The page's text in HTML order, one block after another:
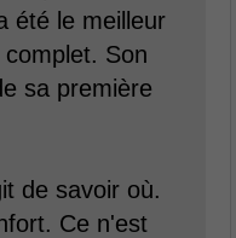
été le meilleur
Son
sa première
de savoir où.
Ce n'est